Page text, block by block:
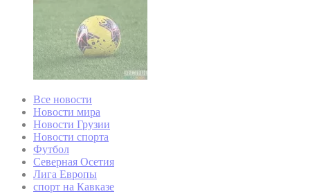
Все новости
Новости мира
Новости Грузии
Новости спорта
Футбол
Северная Осетия
Лига Европы
спорт на Кавказе